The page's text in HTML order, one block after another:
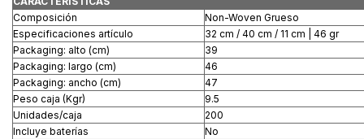
Composición
Non-Woven Grueso
Especificaciones artículo
32 cm / 40 cm / 11 cm | 46 gr
Packaging: alto (cm)
39
Packaging: largo (cm)
46
Packaging: ancho (cm)
47
Peso caja (Kgr)
9.5
Unidades/caja
200
Incluye baterías
No